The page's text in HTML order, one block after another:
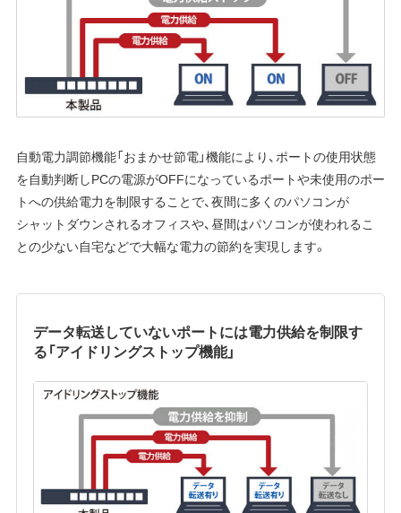
自動電力調節機能「おまかせ節電」機能により、ポートの使用状態
を自動判断しPCの電源がOFFになっているポートや未使用のポー
トへの供給電力を制限することで、夜間に多くのパソコンが
シャットダウンされるオフィスや、昼間はパソコンが使われるこ
との少ない自宅などで大幅な電力の節約を実現します。
データ転送していないポートには電力供給を制限す
る「アイドリングストップ機能」